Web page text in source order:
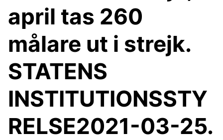
april tas 260
målare ut i strejk.
STATENS
INSTITUTIONSSTY
RELSE2021-03-25.